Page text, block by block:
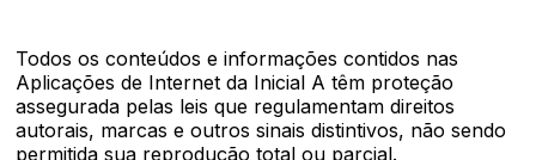
Todos os conteúdos e informações contidos nas
Aplicações de Internet da Inicial A têm proteção
assegurada pelas leis que regulamentam direitos
autorais, marcas e outros sinais distintivos, não sendo
permitida sua reprodução total ou parcial.